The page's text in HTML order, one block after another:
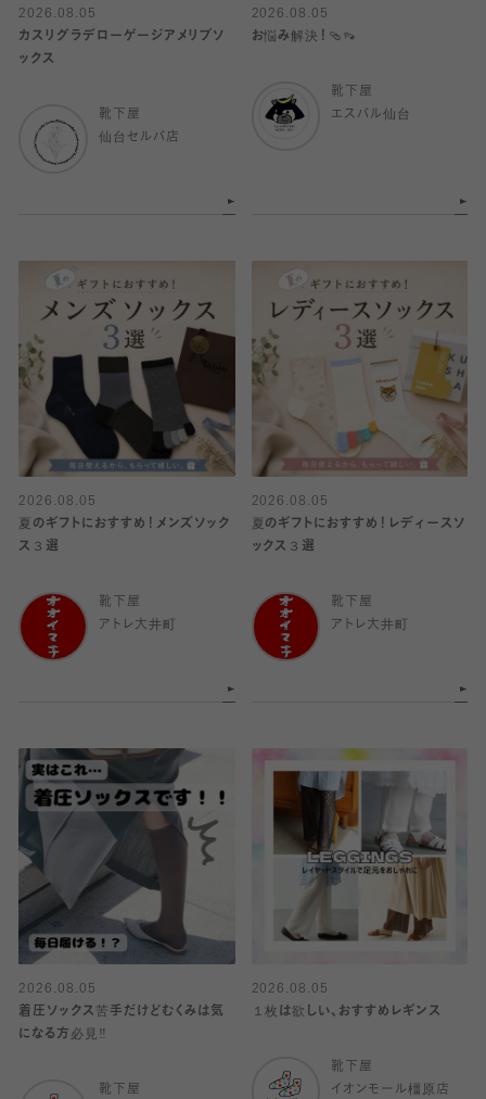
2026.08.05
カスリグラデローゲージアメリブソ
ックス
靴下屋
仙台セルバ店
2026.08.05
お悩み解決！🩴👡
靴下屋
エスパル仙台
2026.08.05
夏のギフトにおすすめ！メンズソック
ス３選
靴下屋
アトレ大井町
2026.08.05
夏のギフトにおすすめ！レディースソ
ックス３選
靴下屋
アトレ大井町
2026.08.05
着圧ソックス苦手だけどむくみは気
になる方必見‼️
靴下屋
2026.08.05
１枚は欲しい、おすすめレギンス
靴下屋
イオンモール橿原店